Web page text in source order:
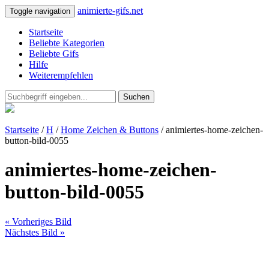
Toggle navigation animierte-gifs.net
Startseite
Beliebte Kategorien
Beliebte Gifs
Hilfe
Weiterempfehlen
Suchen
Startseite /H /Home Zeichen & Buttons / animiertes-home-zeichen-
button-bild-0055
animiertes-home-zeichen-
button-bild-0055
« Vorheriges Bild
Nächstes Bild »